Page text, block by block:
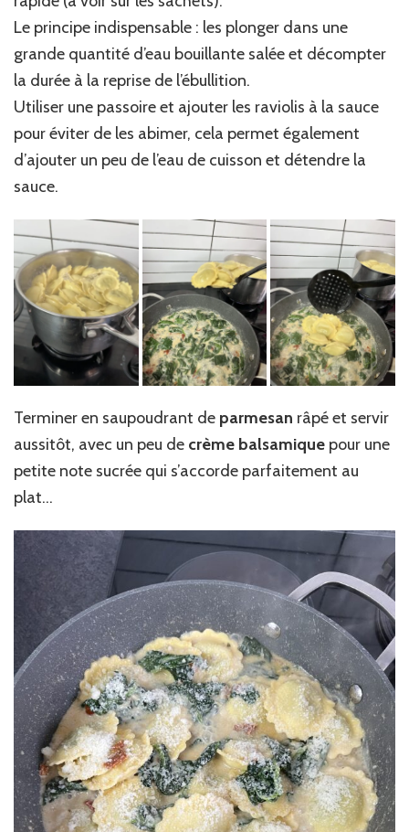
Le principe indispensable : les plonger dans une
grande quantité d’eau bouillante salée et décompter
la durée à la reprise de l’ébullition.
Utiliser une passoire et ajouter les raviolis à la sauce
pour éviter de les abimer, cela permet également
d’ajouter un peu de l’eau de cuisson et détendre la
sauce.
Terminer en saupoudrant de parmesan râpé et servir
aussitôt, avec un peu de crème balsamique pour une
petite note sucrée qui s’accorde parfaitement au
plat…